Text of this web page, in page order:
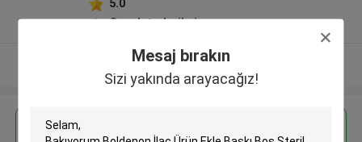
Mesaj bırakın
Sizi yakında arayacağız!
5.0
Onaylı tedarikçi
Daha fazla göster